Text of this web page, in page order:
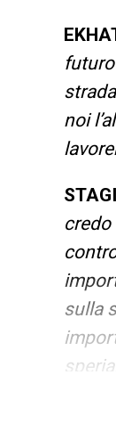
noi
sulla